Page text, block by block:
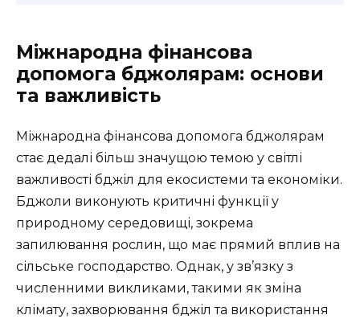
Міжнародна фінансова
допомога бджолярам: основи
та важливість
Міжнародна фінансова допомога бджолярам
стає дедалі більш значущою темою у світлі
важливості бджіл для екосистеми та економіки.
Бджоли виконують критичні функції у
природному середовищі, зокрема
запилювання рослин, що має прямий вплив на
сільське господарство. Однак, у зв’язку з
численними викликами, такими як зміна
клімату, захворювання бджіл та використання